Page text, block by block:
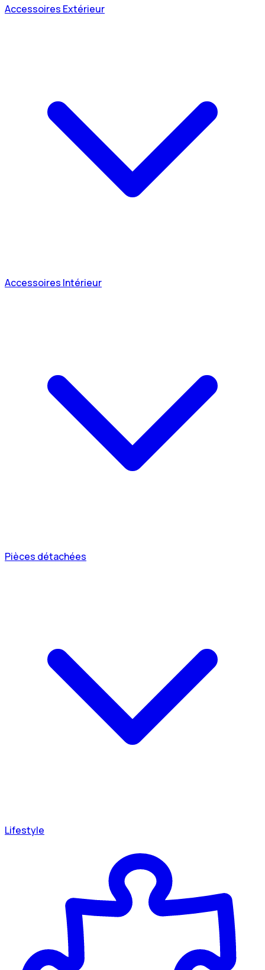
Accessoires Extérieur
Accessoires Intérieur
Pièces détachées
Lifestyle